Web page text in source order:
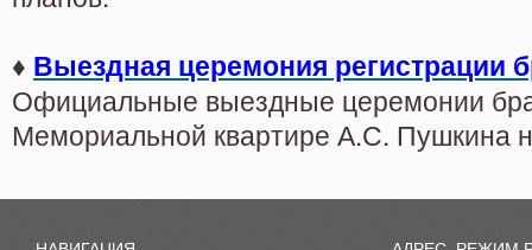
♦ Выездная церемония регистрации
Официальные выездные церемонии
Мемориальной квартире А.С. Пушкина